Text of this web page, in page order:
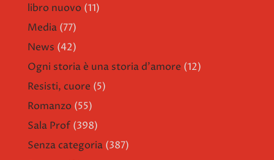
libro nuovo (11)
Media (77)
News (42)
Ogni storia è una storia d'amore (12)
Resisti, cuore (5)
Romanzo (55)
Sala Prof (398)
Senza categoria (387)